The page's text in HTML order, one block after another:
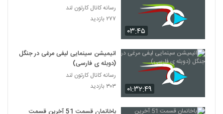
گربه سگ قسمت ۴
103
گربه سگ قسمت ۵
۲۳۹ بازدید
گربه سگ قسمت ۶
۲۶۲ بازدید
۰۳:۴۵
رسانه کانال کارتون لند
۲۷۷ بازدید
۰۱:۳۲:۴۹
انیمیشن سینمایی لیفی مرغی در جنگل
(دوبله ی فارسی)
رسانه کانال کارتون لند
۳۰۳ بازدید
باخانمان قسمت 51 آخرین قسمت